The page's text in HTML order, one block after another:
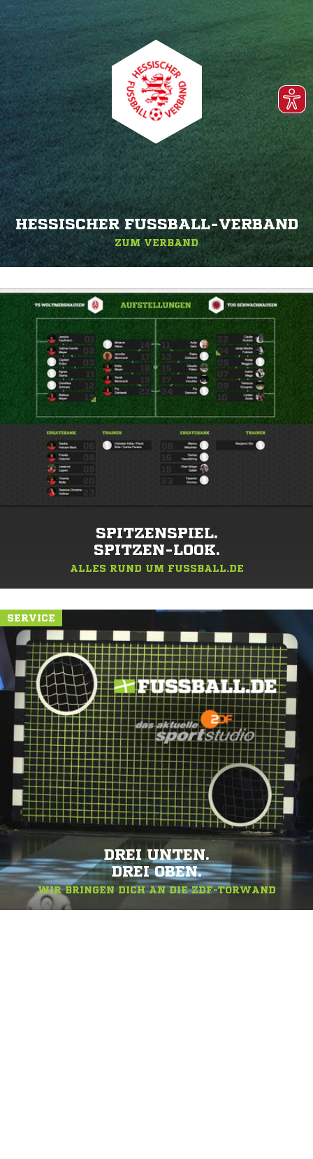
HESSISCHER FUSSBALL-VERBAND
ZUM VERBAND
SPITZENSPIEL.
SPITZEN-LOOK.
ALLES RUND UM FUSSBALL.DE
SERVICE
DREI UNTEN.
DREI OBEN.
WIR BRINGEN DICH AN DIE ZDF-TORWAND